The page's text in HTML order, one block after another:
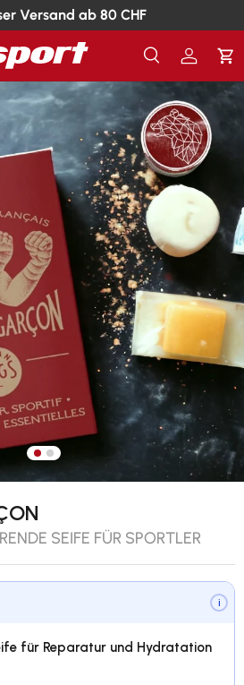
Versand ab 80 CHF
Suche
Bild 1 in Galerieansicht laden
Bild 2 in Galerieansicht
SEIFE FÜR SPORTLER
i
für Reparatur und Hydratation